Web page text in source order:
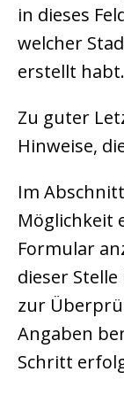
in dieses
welcher
erstellt habt.
Zu guter
Hinweise,
Im
Möglichkeit
Formular
dieser
zur
Angaben
Schritt